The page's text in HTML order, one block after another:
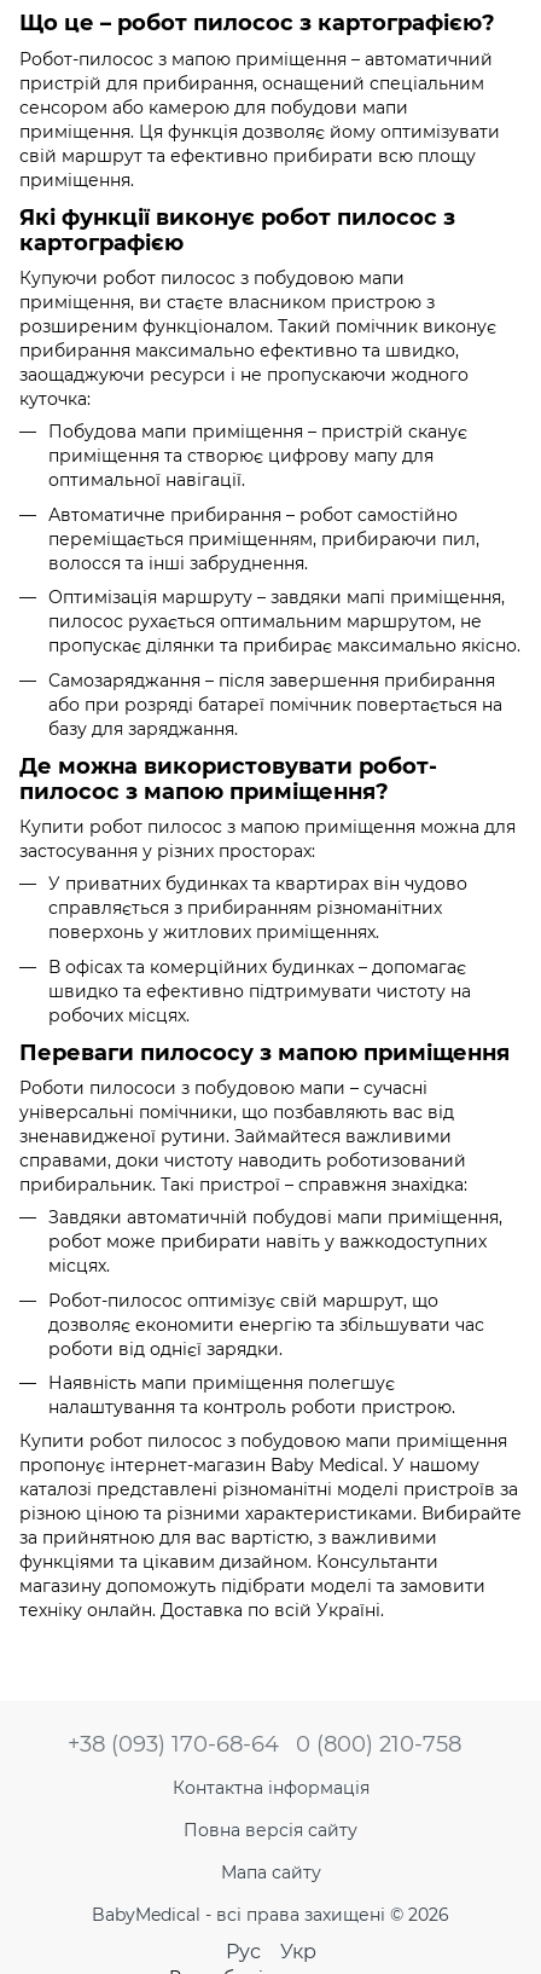
Що це – робот пилосос з картографією?
Робот-пилосос з мапою приміщення – автоматичний
пристрій для прибирання, оснащений спеціальним
сенсором або камерою для побудови мапи
приміщення. Ця функція дозволяє йому оптимізувати
свій маршрут та ефективно прибирати всю площу
приміщення.
Які функції виконує робот пилосос з
картографією
Купуючи робот пилосос з побудовою мапи
приміщення, ви стаєте власником пристрою з
розширеним функціоналом. Такий помічник виконує
прибирання максимально ефективно та швидко,
заощаджуючи ресурси і не пропускаючи жодного
куточка:
Побудова мапи приміщення – пристрій сканує
приміщення та створює цифрову мапу для
оптимальної навігації.
Автоматичне прибирання – робот самостійно
переміщається приміщенням, прибираючи пил,
волосся та інші забруднення.
Оптимізація маршруту – завдяки мапі приміщення,
пилосос рухається оптимальним маршрутом, не
пропускає ділянки та прибирає максимально якісно.
Самозаряджання – після завершення прибирання
або при розряді батареї помічник повертається на
базу для заряджання.
Де можна використовувати робот-
пилосос з мапою приміщення?
Купити робот пилосос з мапою приміщення можна для
застосування у різних просторах:
У приватних будинках та квартирах він чудово
справляється з прибиранням різноманітних
поверхонь у житлових приміщеннях.
В офісах та комерційних будинках – допомагає
швидко та ефективно підтримувати чистоту на
робочих місцях.
Переваги пилососу з мапою приміщення
Роботи пилососи з побудовою мапи – сучасні
універсальні помічники, що позбавляють вас від
зненавидженої рутини. Займайтеся важливими
справами, доки чистоту наводить роботизований
прибиральник. Такі пристрої – справжня знахідка:
Завдяки автоматичній побудові мапи приміщення,
робот може прибирати навіть у важкодоступних
місцях.
Робот-пилосос оптимізує свій маршрут, що
дозволяє економити енергію та збільшувати час
роботи від однієї зарядки.
Наявність мапи приміщення полегшує
налаштування та контроль роботи пристрою.
Купити робот пилосос з побудовою мапи приміщення
пропонує інтернет-магазин Baby Medical. У нашому
каталозі представлені різноманітні моделі пристроїв за
різною ціною та різними характеристиками. Вибирайте
за прийнятною для вас вартістю, з важливими
функціями та цікавим дизайном. Консультанти
магазину допоможуть підібрати моделі та замовити
техніку онлайн. Доставка по всій Україні.
+38 (093) 170-68-64 0 (800) 210-758
Контактна інформація
Повна версія сайту
Мапа сайту
BabyMedical - всі права захищені © 2026
Рус Укр